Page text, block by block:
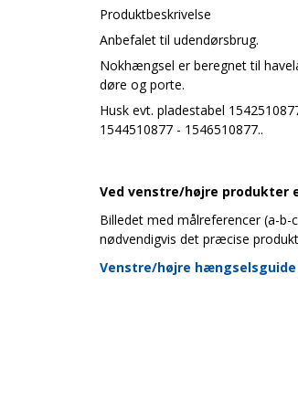
Produktbeskrivelse
Anbefalet til udendørsbrug.
Nokhængsel er beregnet til
døre og porte.
Husk evt. pladestabel
1544510877 - 1546510877..
Ved venstre/højre produkter
Billedet med målreferencer (a-
nødvendigvis det præcise
Venstre/højre hængselsguide